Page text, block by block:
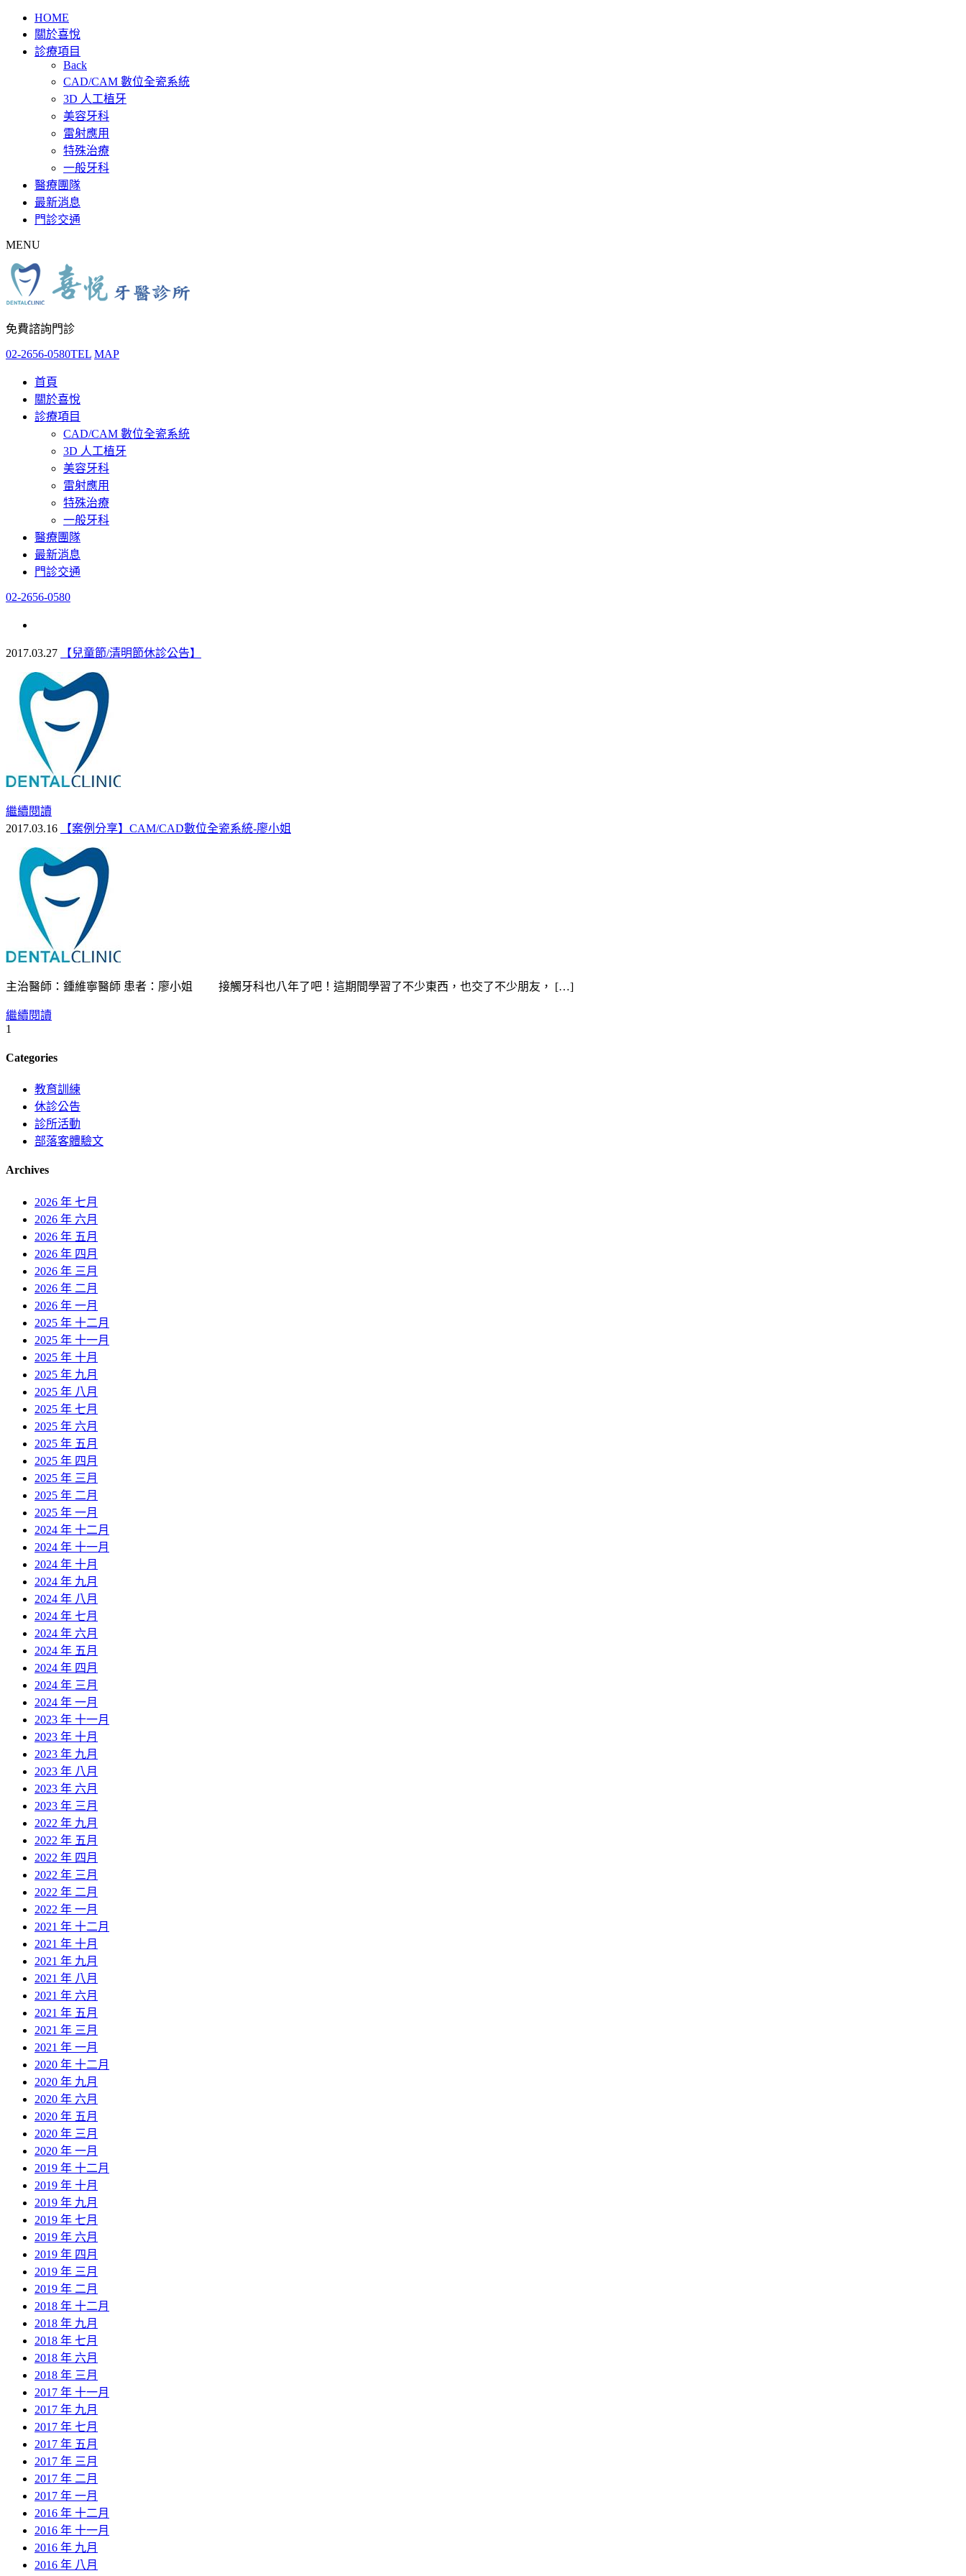
HOME
關於喜悅
診療項目
Back
CAD/CAM 數位全瓷系統
3D 人工植牙
美容牙科
雷射應用
特殊治療
一般牙科
醫療團隊
最新消息
門診交通
MENU
免費諮詢門診
02-2656-0580TEL MAP
首頁
關於喜悅
診療項目
CAD/CAM 數位全瓷系統
3D 人工植牙
美容牙科
雷射應用
特殊治療
一般牙科
醫療團隊
最新消息
門診交通
02-2656-0580
2017.03.27 【兒童節/清明節休診公告】
繼續閱讀
2017.03.16
【案例分享】CAM/CAD數位全瓷系統-廖小姐
主治醫師：鍾維寧醫師 患者：廖小姐 接觸牙科也八年了吧！這期間學習了不少東西，也交了不少朋友， […]
繼續閱讀
1
Categories
教育訓練
休診公告
診所活動
部落客體驗文
Archives
2026 年 七月
2026 年 六月
2026 年 五月
2026 年 四月
2026 年 三月
2026 年 二月
2026 年 一月
2025 年 十二月
2025 年 十一月
2025 年 十月
2025 年 九月
2025 年 八月
2025 年 七月
2025 年 六月
2025 年 五月
2025 年 四月
2025 年 三月
2025 年 二月
2025 年 一月
2024 年 十二月
2024 年 十一月
2024 年 十月
2024 年 九月
2024 年 八月
2024 年 七月
2024 年 六月
2024 年 五月
2024 年 四月
2024 年 三月
2024 年 一月
2023 年 十一月
2023 年 十月
2023 年 九月
2023 年 八月
2023 年 六月
2023 年 三月
2022 年 九月
2022 年 五月
2022 年 四月
2022 年 三月
2022 年 二月
2022 年 一月
2021 年 十二月
2021 年 十月
2021 年 九月
2021 年 八月
2021 年 六月
2021 年 五月
2021 年 三月
2021 年 一月
2020 年 十二月
2020 年 九月
2020 年 六月
2020 年 五月
2020 年 三月
2020 年 一月
2019 年 十二月
2019 年 十月
2019 年 九月
2019 年 七月
2019 年 六月
2019 年 四月
2019 年 三月
2019 年 二月
2018 年 十二月
2018 年 九月
2018 年 七月
2018 年 六月
2018 年 三月
2017 年 十一月
2017 年 九月
2017 年 七月
2017 年 五月
2017 年 三月
2017 年 二月
2017 年 一月
2016 年 十二月
2016 年 十一月
2016 年 九月
2016 年 八月